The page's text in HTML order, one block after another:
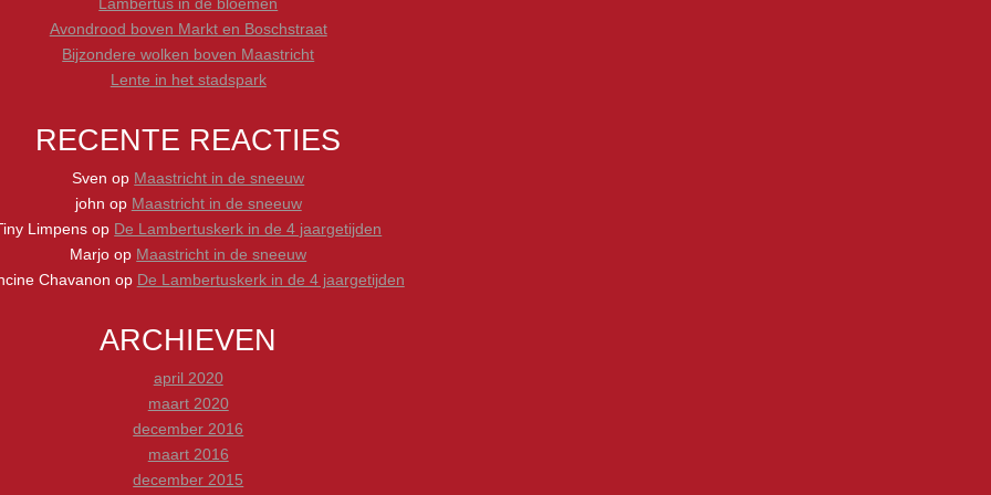
Lambertus in de bloemen
Avondrood boven Markt en Boschstraat
Bijzondere wolken boven Maastricht
Lente in het stadspark
RECENTE REACTIES
Sven op Maastricht in de sneeuw
john op Maastricht in de sneeuw
Limpens op De Lambertuskerk in de 4 jaargetijden
Marjo op Maastricht in de sneeuw
Chavanon op De Lambertuskerk in de 4 jaargetijden
ARCHIEVEN
april 2020
maart 2020
december 2016
maart 2016
december 2015